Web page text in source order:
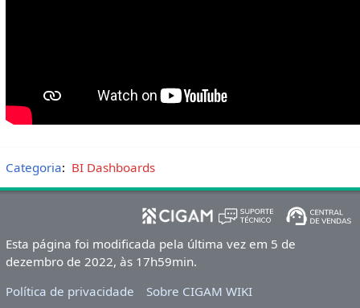
Categoria: BI Dashboards
Esta página foi modificada pela última vez em 5 de
dezembro de 2022, às 17h59min.
Política de privacidade
Sobre CIGAM WIKI